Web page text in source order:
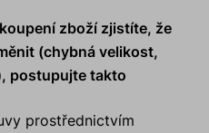
zboží zjistíte, že
(chybná velikost,
postupujte takto
prostřednictvím